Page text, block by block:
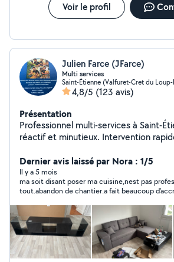
Voir le profil
Julien Farce (JFarce)
Multi services
Saint-Étienne (Valfuret-Cret du
4,8/5 (123 avis)
Présentation
Professionnel multi-services à Saint-
réactif et minutieux. Intervention
quotidien : Bricolage & travaux Petits travaux tous corps
d'état Pose de parquet flottant Pose de portes
coulissantes Toile de verre & peinture Électricité
Installation de luminaires Remplacement prises &
interrupteurs Aménagement & mobilier Montage de
meubles Livraison meubles & électroménager Services
pratiques Aide au déménagement Extérieur & entretien
Tonte, débroussaillage, taille de haies Nettoyage
extérieur (maison, terrain, cave, cimetière)
Dernier avis laissé par Nora : 1/5
Il y a 5 mois
ma soit disant poser ma cuisine,nest pas
tout.abandon de chantier.a fait beaucoup